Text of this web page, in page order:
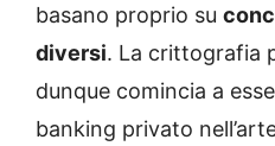
basano proprio su
diversi. La crittografia
dunque comincia a
banking privato